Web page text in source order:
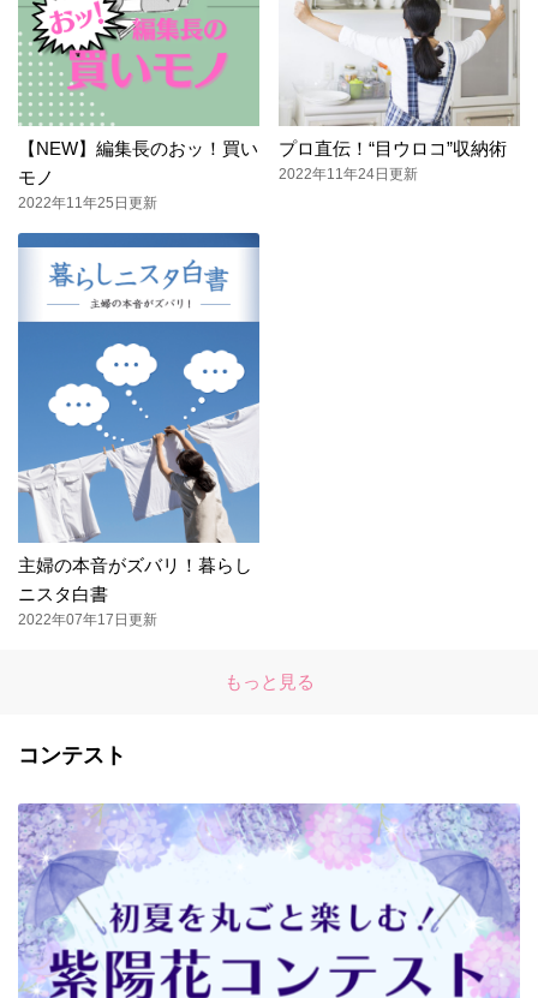
【NEW】編集長のおッ！買い
モノ
2022年11年25日更新
プロ直伝！“目ウロコ”収納術
2022年11年24日更新
主婦の本音がズバリ！暮らし
ニスタ白書
2022年07年17日更新
もっと見る
コンテスト